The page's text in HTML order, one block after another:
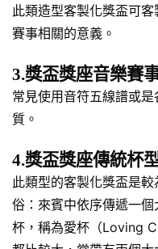
此類造型客製化獎盃可
賽事相關的意義。
3.獎盃獎座音樂賽
常見使用音符五線譜或
質。
4.獎盃獎座傳統杯
此類型的客製化獎盃是
俗：來賓中依序傳遞一
杯，稱為愛杯（Loving